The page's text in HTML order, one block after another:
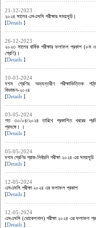
21-12-2023
২০২৪ সালের এসএসসি পরীক্ষার সময়সূচি।
[Details ]
26-12-2023
২০২৩ সালের বার্ষিক পরীক্ষার ফলাফল প্রকাশ (৮ম
শ্রেণি)।
[Details ]
10-03-2024
দশম শ্রেণির অভ্যন্তরীণ পরীক্ষাভিত্তিক
বিভাজন-২০২৪
[Details ]
03-05-2024
গত ৩০/০৪/২০২৪ তারিখে প্রকাশিত খবরের
প্রসঙ্গে। ।
[Details ]
05-05-2024
দশম শ্রেণির প্রাক-নির্বাচনি পরীক্ষা ২০২৪ এর সময়সূচি
[Details ]
12-05-2024
এসএসসি পরীক্ষা ২০২৪ এর ফলাফল প্রকাশ
[Details ]
12-05-2024
এসএসসি (ভোকেশনাল) পরীক্ষা ২০২৪ এর ফলাফল
[Details ]